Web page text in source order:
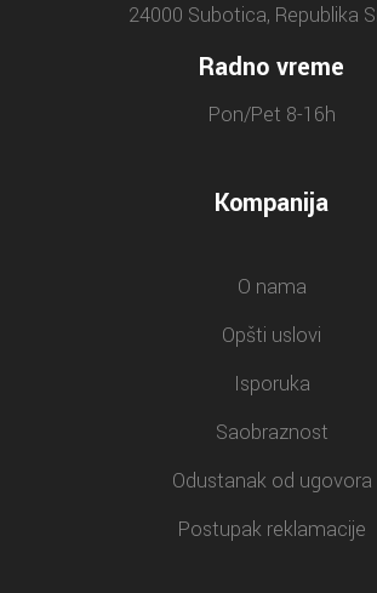
24000 Subotica, Republika
Radno vreme
Pon/Pet 8-16h
Kompanija
O nama
Opšti uslovi
Isporuka
Saobraznost
Odustanak od ugovora
Postupak reklamacije